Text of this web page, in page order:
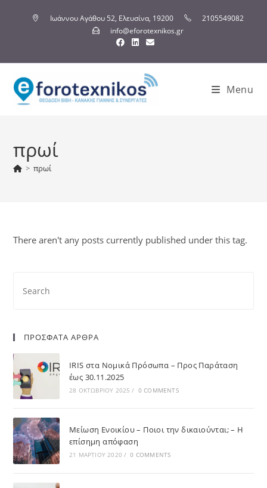
Ιωάννου Αγάθου 52, Ελευσίνα, 19200
2105549082
info@eforotexnikos.gr
Menu
πρωί
> πρωί
There aren't any posts currently published under this tag.
ΠΡΟΣΦΑΤΑ ΑΡΘΡΑ
IRIS στα Νομικά Πρόσωπα – Προς Παράταση
έως 30.11.2025
28 ΟΚΤΩΒΡΊΟΥ 2025 / 0 COMMENTS
Μείωση Ενοικίου – Ποιοι την δικαιούνται; – Η
επίσημη απόφαση
21 ΜΑΡΤΊΟΥ 2020 / 0 COMMENTS